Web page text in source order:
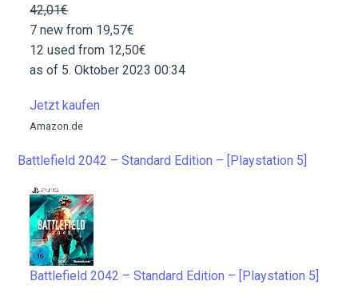
42,01€
7 new from 19,57€
12 used from 12,50€
as of 5. Oktober 2023 00:34
Jetzt kaufen
Amazon.de
Battlefield 2042 – Standard Edition – [Playstation 5]
Battlefield 2042 – Standard Edition – [Playstation 5]